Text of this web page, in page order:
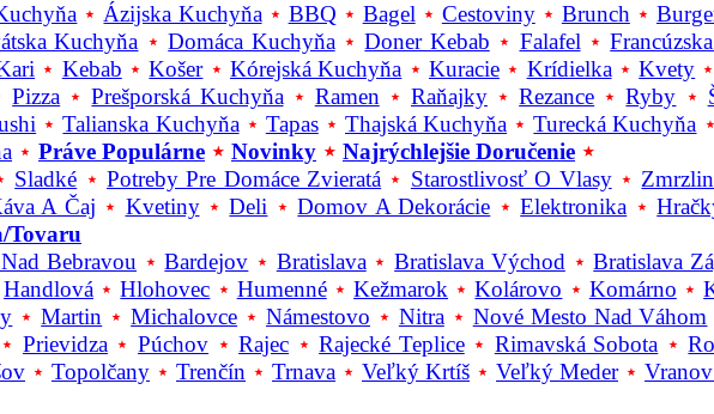
⋆ Ázijska Kuchyňa⋆ BBQ ⋆ Bagel ⋆ Cestoviny⋆ Brunch ⋆
Kuchyňa ⋆Domáca Kuchyňa⋆Doner Kebab ⋆ Falafel ⋆
⋆ Kebab ⋆Košer⋆ Kórejská Kuchyňa ⋆ Kuracie⋆ Krídielka⋆Kvety ⋆
Pizza ⋆Prešporská Kuchyňa⋆ Ramen ⋆ Raňajky⋆Rezance ⋆Ryby ⋆
⋆Talianska Kuchyňa⋆ Tapas⋆Thajská Kuchyňa ⋆Turecká Kuchyňa ⋆
⋆ Práve Populárne ⋆ Novinky ⋆ Najrýchlejšie Doručenie ⋆
Sladké ⋆ Potreby Pre Domáce Zvieratá ⋆ Starostlivosť O Vlasy⋆
A Čaj ⋆ Kvetiny⋆Deli ⋆Domov A Dekorácie ⋆Elektronika ⋆
tovaru
Bebravou ⋆Bardejov ⋆ Bratislava⋆Bratislava Východ ⋆Bratislava
Handlová⋆Hlohovec ⋆ Humenné⋆Kežmarok ⋆Kolárovo ⋆ Komárno ⋆
⋆Martin ⋆Michalovce ⋆ Námestovo ⋆ Nitra⋆ Nové Mesto Nad Váhom
Prievidza⋆Púchov ⋆Rajec ⋆Rajecké Teplice⋆ Rimavská Sobota ⋆
⋆ Topolčany ⋆ Trenčín ⋆ Trnava ⋆ Veľký Krtíš ⋆ Veľký Meder⋆